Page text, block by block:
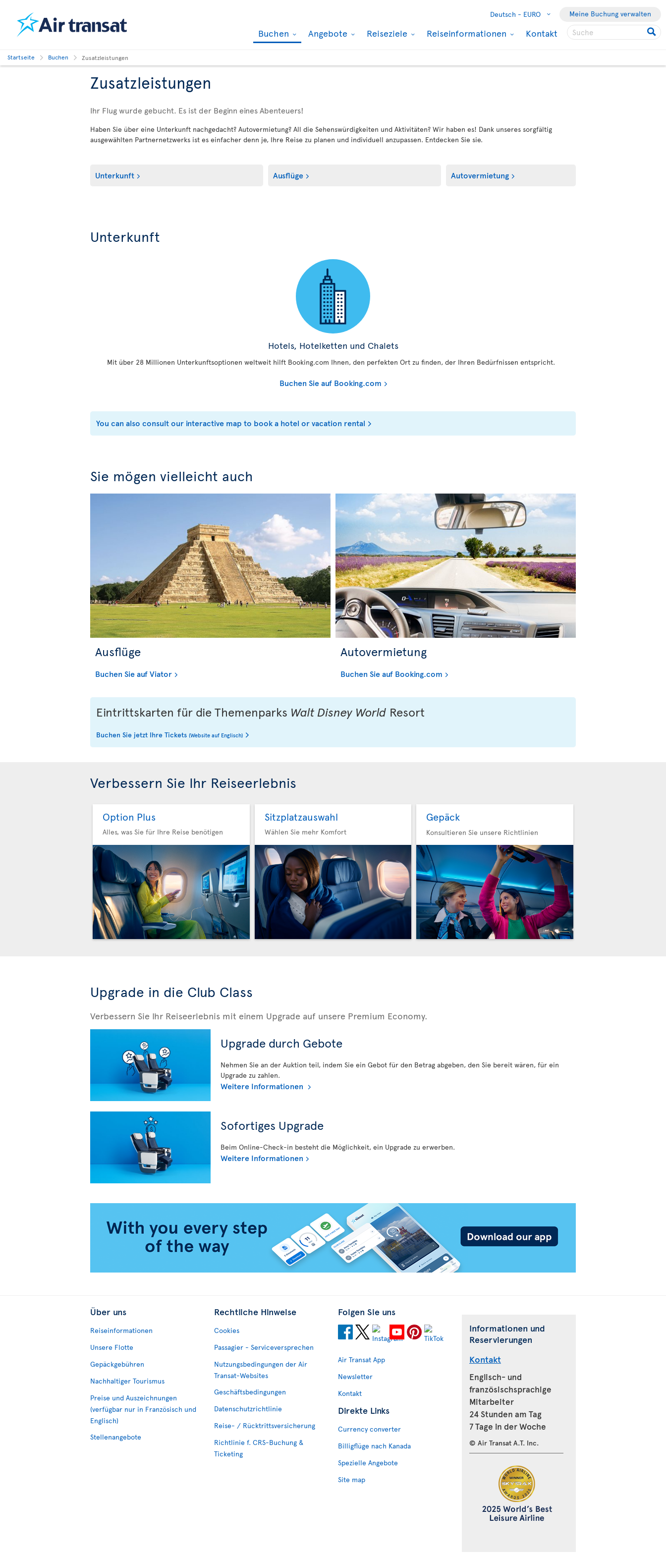
Deutsch - EURO Meine Buchung verwalten
Buchen Angebote Reiseziele Reiseinformationen Kontakt
Startseite Buchen Zusatzleistungen
Zusatzleistungen
Ihr Flug wurde gebucht. Es ist der Beginn eines Abenteuers!
Haben Sie über eine Unterkunft nachgedacht? Autovermietung? All die Sehenswürdigkeiten und Aktivitäten? Wir haben es! Dank unseres sorgfältig
ausgewählten Partnernetzwerks ist es einfacher denn je, Ihre Reise zu planen und individuell anzupassen. Entdecken Sie sie.
Unterkunft Ausflüge Autovermietung
Unterkunft
Hotels, Hotelketten und Chalets
Mit über 28 Millionen Unterkunftsoptionen weltweit hilft Booking.com Ihnen, den perfekten Ort zu finden, der Ihren Bedürfnissen entspricht.
Buchen Sie auf Booking.com
You can also consult our interactive map to book a hotel or vacation rental
Sie mögen vielleicht auch
Ausflüge
Buchen Sie auf Viator
Autovermietung
Buchen Sie auf Booking.com
Eintrittskarten für die Themenparks Walt Disney World Resort
Buchen Sie jetzt Ihre Tickets (Website auf Englisch)
Verbessern Sie Ihr Reiseerlebnis
Option Plus
Alles, was Sie für Ihre Reise benötigen
Sitzplatzauswahl
Wählen Sie mehr Komfort
Gepäck
Konsultieren Sie unsere Richtlinien
Upgrade in die Club Class
Verbessern Sie Ihr Reiseerlebnis mit einem Upgrade auf unsere Premium Economy.
Upgrade durch Gebote
Nehmen Sie an der Auktion teil, indem Sie ein Gebot für den Betrag abgeben, den Sie bereit wären, für ein
Upgrade zu zahlen.
Weitere Informationen
Sofortiges Upgrade
Beim Online-Check-in besteht die Möglichkeit, ein Upgrade zu erwerben.
Weitere Informationen
Über uns
Reiseinformationen
Unsere Flotte
Gepäckgebühren
Nachhaltiger Tourismus
Preise und Auszeichnungen
(verfügbar nur in Französisch und
Englisch)
Stellenangebote
Rechtliche Hinweise
Cookies
Passagier - Serviceversprechen
Nutzungsbedingungen der Air
Transat-Websites
Geschäftsbedingungen
Datenschutzrichtlinie
Reise- / Rücktrittsversicherung
Richtlinie f. CRS-Buchung &
Ticketing
Folgen Sie uns
Air Transat App
Newsletter
Kontakt
Direkte Links
Currency converter
Billigflüge nach Kanada
Spezielle Angebote
Site map
Informationen und
Reservierungen
Kontakt
Englisch- und
französischsprachige
Mitarbeiter
24 Stunden am Tag
7 Tage in der Woche
© Air Transat A.T. Inc.